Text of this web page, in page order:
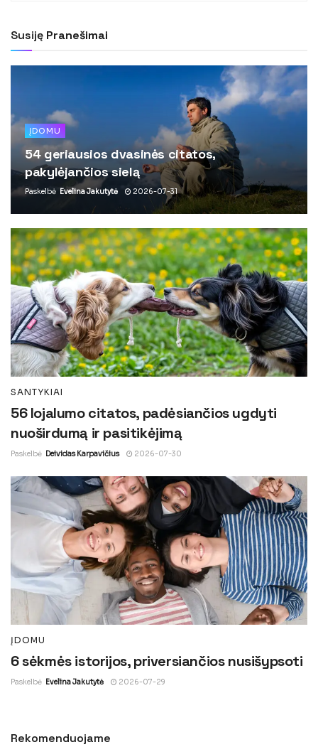
Susiję Pranešimai
ĮDOMU
54 geriausios dvasinės citatos,
pakylėjančios sielą
Paskelbė Evelina Jakutytė 2026-07-31
SANTYKIAI
56 lojalumo citatos, padėsiančios ugdyti
nuoširdumą ir pasitikėjimą
Paskelbė Deividas Karpavičius 2026-07-30
ĮDOMU
6 sėkmės istorijos, priversiančios nusišypsoti
Paskelbė Evelina Jakutytė 2026-07-29
Rekomenduojame